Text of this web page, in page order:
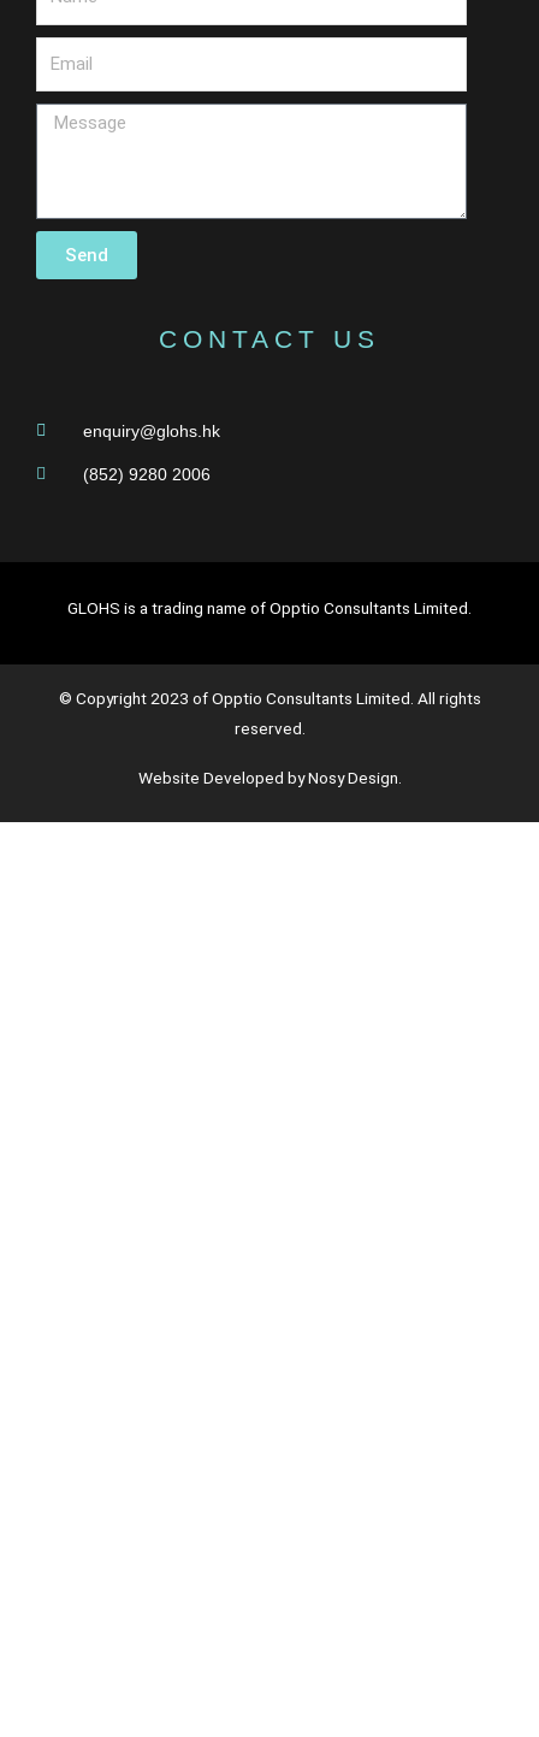
Send
CONTACT US
enquiry@glohs.hk
(852) 9280 2006
GLOHS is a trading name of Opptio Consultants Limited.
© Copyright 2023 of Opptio Consultants Limited. All rights
reserved.
Website Developed by Nosy Design.